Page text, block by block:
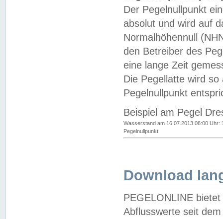
Der Pegelnullpunkt
absolut und wird auf
Normalhöhennull
den Betreiber des
eine lange Zeit
Die Pegellatte wird
Pegelnullpunkt
Beispiel am Pegel
Wasserstand am 16.07.2013 08:00 Uhr:
Pegelnullpunkt
Download
PEGELONLINE
Abflusswerte seit